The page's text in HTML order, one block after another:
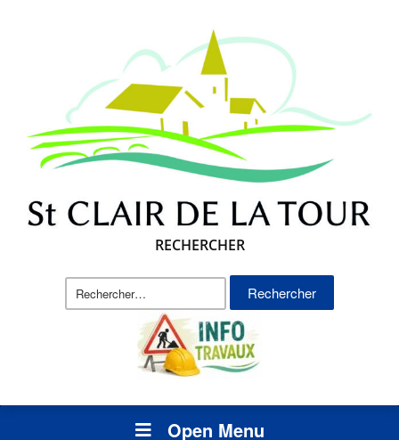
RECHERCHER
Rechercher :
Open Menu